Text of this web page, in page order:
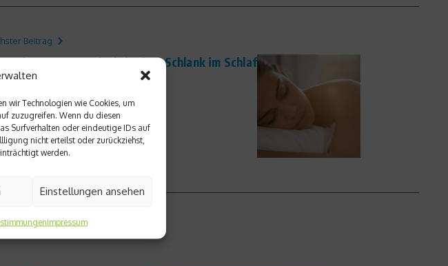
wir Technologien wie Cookies, um
zuzugreifen. Wenn du diesen
Surfverhalten oder eindeutige IDs auf
nicht erteilst oder zurückziehst,
werden.
Einstellungen ansehen
Impressum
Beitrag
So funktioniert Schlank im Schlaf